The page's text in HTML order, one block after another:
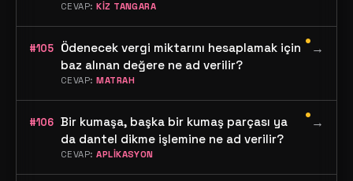
yapımı ikonların adı nedir?
CEVAP:KİZ TANGARA
#105 Ödenecek vergi miktarını hesaplamak için
baz alınan değere ne ad verilir?
CEVAP:MATRAH
•→
#106 Bir kumaşa, başka bir kumaş parçası ya
da dantel dikme işlemine ne ad verilir?
CEVAP:APLİKASYON
•→